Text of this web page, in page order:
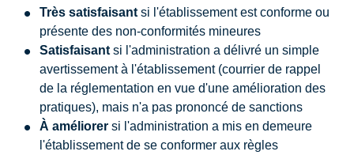
Très satisfaisant si l'établissement est conforme ou
présente des non-conformités mineures
Satisfaisant si l'administration a délivré un simple
avertissement à l'établissement (courrier de rappel
de la réglementation en vue d'une amélioration des
pratiques), mais n'a pas prononcé de sanctions
À améliorer si l'administration a mis en demeure
l'établissement de se conformer aux règles